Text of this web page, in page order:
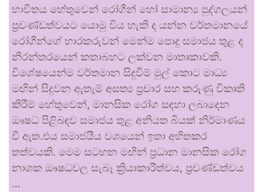
භාවිතය හේතුවෙන් රෝගීන් හෝ සාමාන්‍ය පුද්ගලයන්
ප්‍රචණ්ඩත්වයට යොමු විය හැකි ද යන්න වර්තමානයේ
රෝගීන්ගේ භාරකරුවන් මෙන්ම පොදු සමාජය තුළ ද
නිරන්තරයෙන් කතාබහට ලක්වන මාතෘකාවකි.
විශේෂයෙන්ම වර්තමාන සිදුවීම් මුල් කොට මාධ්‍ය
මඟින් සිදුවන ඇතැම් අසත්‍ය ප්‍රචාර සහ කරුණු විකෘති
කිරීම් හේතුවෙන්, මානසික රෝග සඳහා ලබාදෙන
ඖෂධ පිළිබඳව සමාජය තුළ අනියත බියක් නිර්මාණය
වී ඇත.එය සමාජයීය වශයෙන් ඉතා අහිතකර
තත්වයකි. මෙම සටහන මඟින් ප්‍රධාන මානසික රෝග
නාශක ඖෂධවල සැබෑ ක්‍රියාකාරීත්වය, ප්‍රචණ්ඩත්වය
…